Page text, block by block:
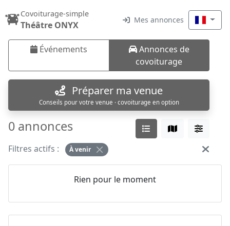
Covoiturage-simple
Théâtre ONYX Mes annonces
Événements
Annonces de
covoiturage
Préparer ma venue
Conseils pour votre venue · covoiturage en option
0 annonces
Filtres actifs : À venir
Rien pour le moment